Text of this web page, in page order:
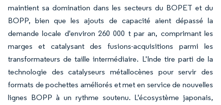
maintient sa domination dans les secteurs du BOPET et du
BOPP, bien que les ajouts de capacité aient dépassé la
demande locale d'environ 260 000 t par an, comprimant les
marges et catalysant des fusions-acquisitions parmi les
transformateurs de taille intermédiaire. L'Inde tire parti de la
technologie des catalyseurs métallocènes pour servir des
formats de pochettes améliorés et met en service de nouvelles
lignes BOPP à un rythme soutenu. L'écosystème japonais,